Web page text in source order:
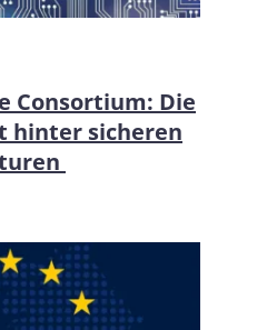
Consortium: Die
hinter sicheren